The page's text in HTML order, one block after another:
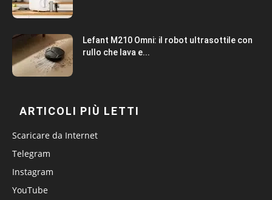
Lefant M210 Omni: il robot ultrasottile con
rullo che lava e...
ARTICOLI PIÙ LETTI
Scaricare da Internet
Telegram
Instagram
YouTube